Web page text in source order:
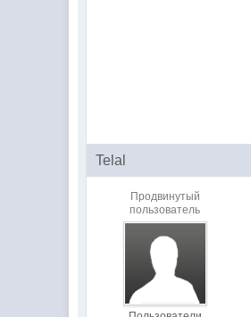
Telal
Продвинутый
пользователь